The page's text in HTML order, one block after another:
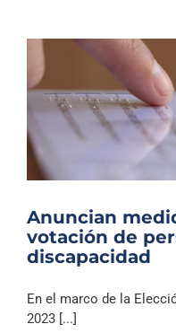
Anuncian
votación de
discapacidad
En el marco de la
2023 [...]